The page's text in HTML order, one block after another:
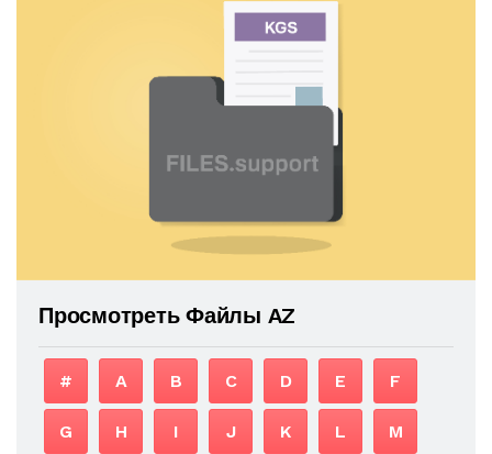
Просмотреть Файлы AZ
# A B C D E F
G H I J K L M